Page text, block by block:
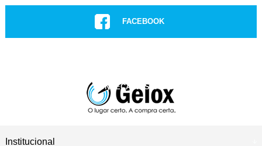
FACEBOOK
CONHEÇA NOSSAS LOJAS
Institucional